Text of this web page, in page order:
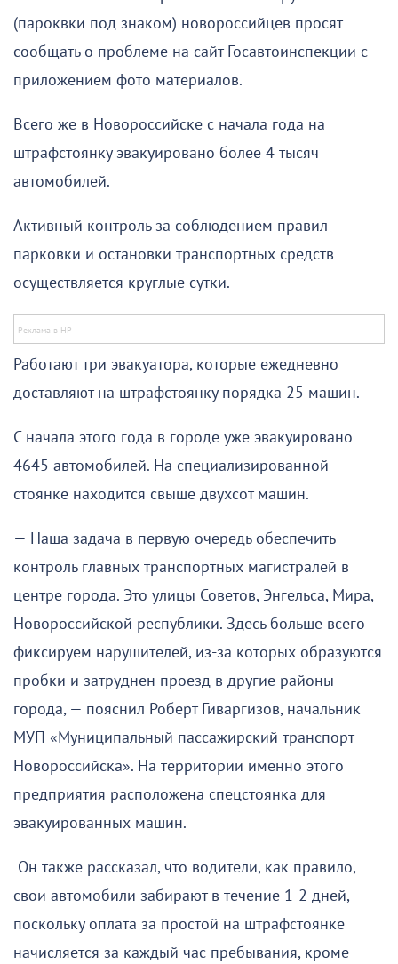
(пароквки под знаком) новороссийцев просят
сообщать о проблеме на сайт Госавтоинспекции с
приложением фото материалов.
Всего же в Новороссийске с начала года на
штрафстоянку эвакуировано более 4 тысяч
автомобилей.
Активный контроль за соблюдением правил
парковки и остановки транспортных средств
осуществляется круглые сутки.
Работают три эвакуатора, которые ежедневно
доставляют на штрафстоянку порядка 25 машин.
С начала этого года в городе уже эвакуировано
4645 автомобилей. На специализированной
стоянке находится свыше двухсот машин.
— Наша задача в первую очередь обеспечить
контроль главных транспортных магистралей в
центре города. Это улицы Советов, Энгельса, Мира,
Новороссийской республики. Здесь больше всего
фиксируем нарушителей, из-за которых образуются
пробки и затруднен проезд в другие районы
города, — пояснил Роберт Гиваргизов, начальник
МУП «Муниципальный пассажирский транспорт
Новороссийска». На территории именно этого
предприятия расположена спецстоянка для
эвакуированных машин.
Он также рассказал, что водители, как правило,
свои автомобили забирают в течение 1-2 дней,
поскольку оплата за простой на штрафстоянке
начисляется за каждый час пребывания, кроме